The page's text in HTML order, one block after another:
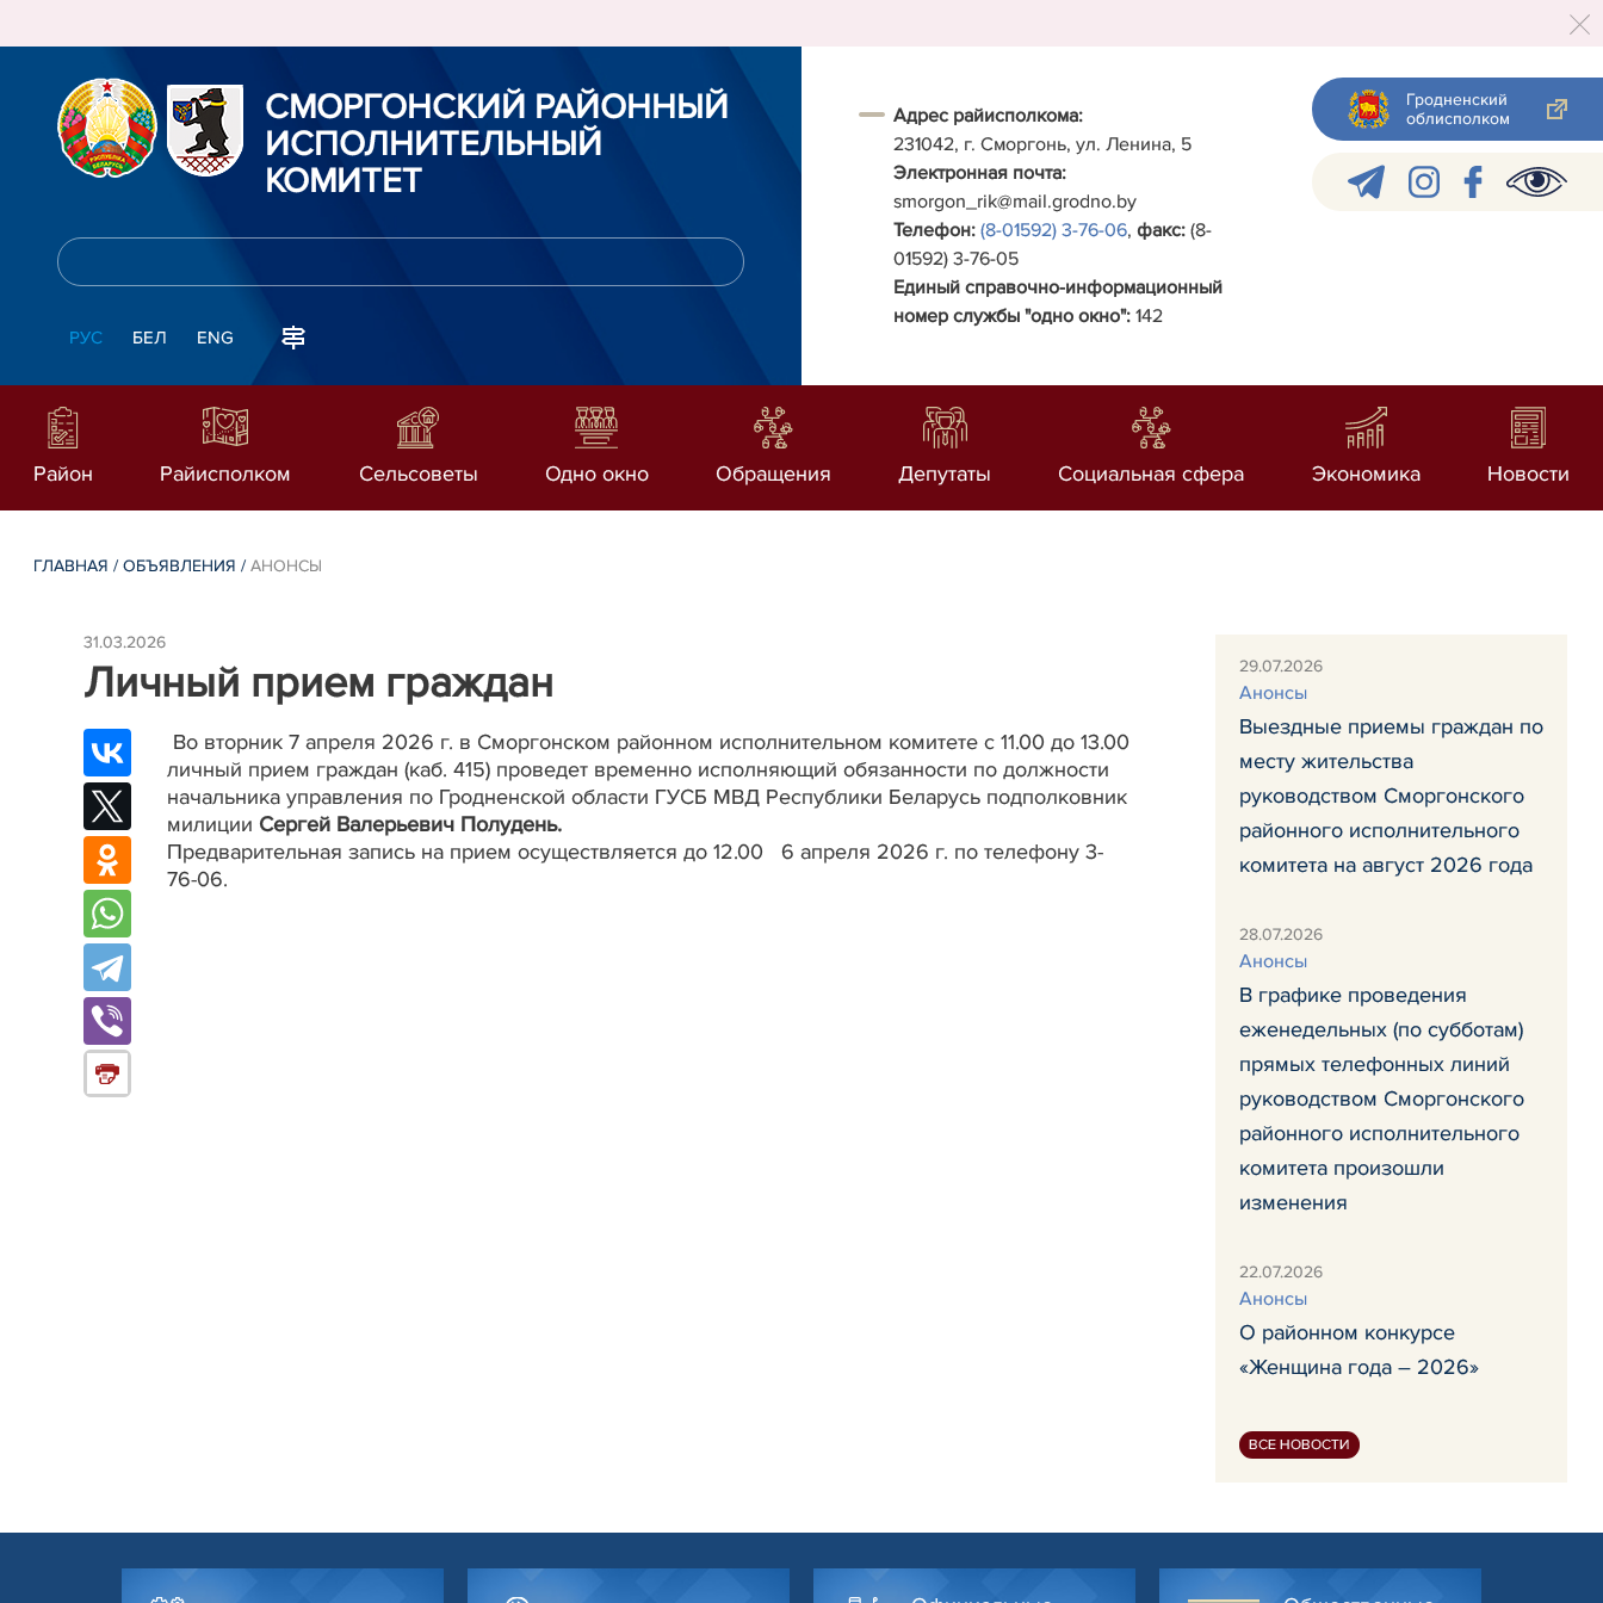
СМОРГОНСКИЙ РАЙОННЫЙ
ИСПОЛНИТЕЛЬНЫЙ
КОМИТЕТ
РУС БЕЛ ENG
Адрес райисполкома:
231042, г. Сморгонь, ул. Ленина, 5
Электронная почта:
smorgon_rik@mail.grodno.by
Телефон: (8-01592) 3-76-06, факс: (8-
01592) 3-76-05
Единый справочно-информационный
номер службы "одно окно": 142
Гродненский
облисполком
Район Райисполком Сельсоветы Одно окно Обращения Депутаты Социальная сфера Экономика Новости
ГЛАВНАЯ /ОБЪЯВЛЕНИЯ /АНОНСЫ
31.03.2026
Личный прием граждан
Во вторник 7 апреля 2026 г. в Сморгонском районном исполнительном комитете с 11.00 до 13.00
личный прием граждан (каб. 415) проведет временно исполняющий обязанности по должности
начальника управления по Гродненской области ГУСБ МВД Республики Беларусь подполковник
милиции Сергей Валерьевич Полудень.
Предварительная запись на прием осуществляется до 12.00 6 апреля 2026 г. по телефону 3-
76-06.
29.07.2026
Анонсы
Выездные приемы граждан по
месту жительства
руководством Сморгонского
районного исполнительного
комитета на август 2026 года
28.07.2026
Анонсы
В графике проведения
еженедельных (по субботам)
прямых телефонных линий
руководством Сморгонского
районного исполнительного
комитета произошли
изменения
22.07.2026
Анонсы
О районном конкурсе
«Женщина года – 2026»
ВСЕ НОВОСТИ